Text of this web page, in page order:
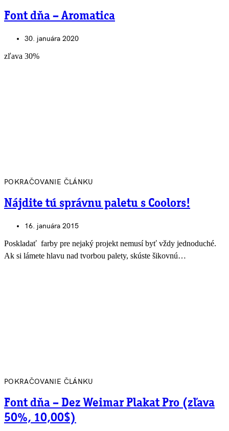
Font dňa – Aromatica
30. januára 2020
zľava 30%
POKRAČOVANIE ČLÁNKU
Nájdite tú správnu paletu s Coolors!
16. januára 2015
Poskladať farby pre nejaký projekt nemusí byť vždy jednoduché.
Ak si lámete hlavu nad tvorbou palety, skúste šikovnú…
POKRAČOVANIE ČLÁNKU
Font dňa – Dez Weimar Plakat Pro (zľava
50%, 10,00$)